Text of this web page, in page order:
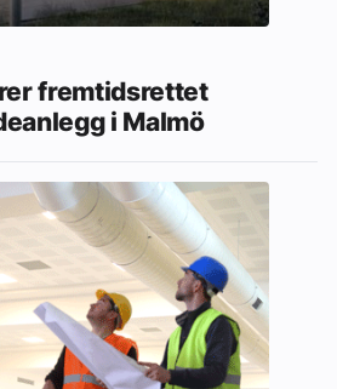
fremtidsrettet
i Malmö